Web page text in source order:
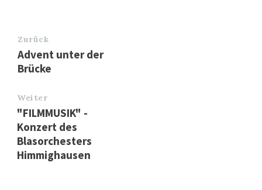
Zurück
Advent unter der
Brücke
Weiter
"FILMMUSIK" -
Konzert des
Blasorchesters
Himmighausen